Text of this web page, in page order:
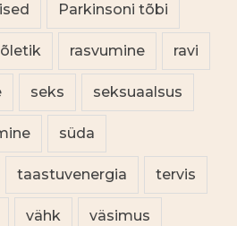
Parkinsoni tõbi
rasvumine ravi
seks seksuaalsus
süda
taastuvenergia tervis
vähk väsimus